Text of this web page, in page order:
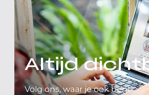
Altijd
Volg ons, waar je ook bent